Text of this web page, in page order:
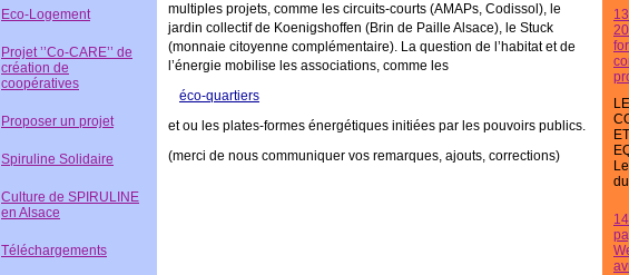
multiples projets, comme les circuits-courts (AMAPs, Codissol), le
jardin collectif de Koenigshoffen (Brin de Paille Alsace), le Stuck
(monnaie citoyenne complémentaire). La question de l’habitat et de
l’énergie mobilise les associations, comme les
éco-quartiers
et ou les plates-formes énergétiques initiées par les pouvoirs publics.
(merci de nous communiquer vos remarques, ajouts, corrections)
Eco-Logement
Projet ’’Co-CARE’’ de
création de
coopératives
Proposer un projet
Spiruline Solidaire
Culture de SPIRULINE
en Alsace
Téléchargements